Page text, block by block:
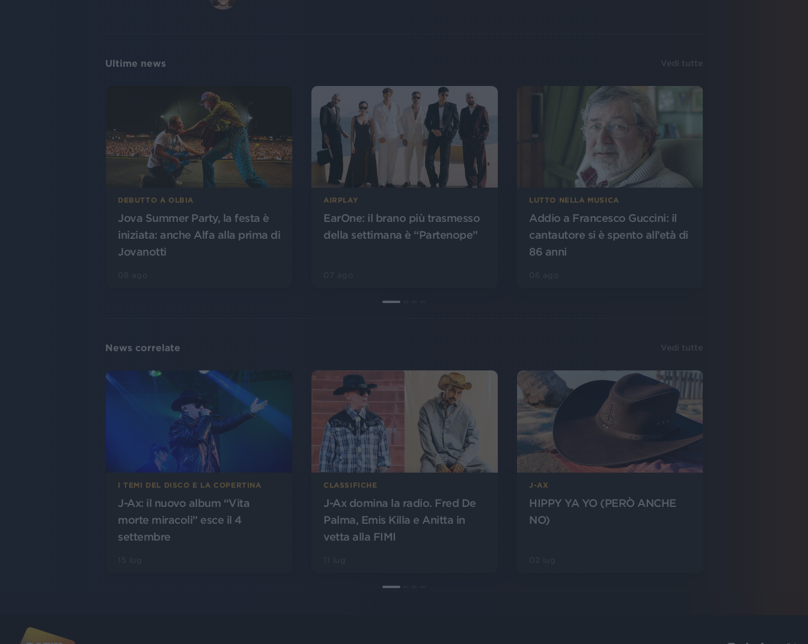
Ultime news Vedi tutte
DEBUTTO A OLBIA
Jova Summer Party, la festa è
iniziata: anche Alfa alla prima di
Jovanotti
AIRPLAY
EarOne: il brano più trasmesso
della settimana è “Partenope”
LUTTO NELLA MUSICA
Addio a Francesco Guccini: il
cantautore si è spento all’età di
86 anni
News correlate Vedi tutte
I TEMI DEL DISCO E LA COPERTINA
J-Ax: il nuovo album “Vita
morte miracoli” esce il 4
settembre
CLASSIFICHE
J-Ax domina la radio. Fred De
Palma, Emis Killa e Anitta in
vetta alla FIMI
J-AX
HIPPY YA YO (PERÒ ANCHE
NO)